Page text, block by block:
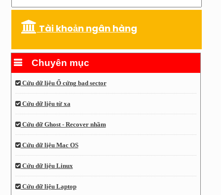
Tài khoản ngân hàng
Chuyên mục
Cứu dữ liệu Ổ cứng bad sector
Cứu dữ liệu từ xa
Cứu dữ Ghost - Recover nhầm
Cứu dữ liệu Mac OS
Cứu dữ liệu Linux
Cứu dữ liệu Laptop